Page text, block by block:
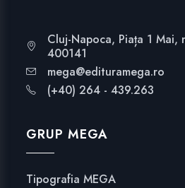
Cluj-Napoca, Piața 1 Mai,
400141
mega@edituramega.ro
(+40) 264 - 439.263
GRUP MEGA
Tipografia MEGA